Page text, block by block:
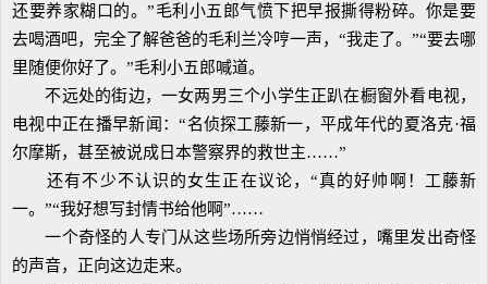
还要养家糊口的。”毛利小五郎气愤下把早报撕得粉碎。你是要
去喝酒吧，完全了解爸爸的毛利兰冷哼一声，“我走了。”“要去哪
里随便你好了。”毛利小五郎喊道。
不远处的街边，一女两男三个小学生正趴在橱窗外看电视，
电视中正在播早新闻：“名侦探工藤新一，平成年代的夏洛克·福
尔摩斯，甚至被说成日本警察界的救世主……”
还有不少不认识的女生正在议论，“真的好帅啊！工藤新
一。”“我好想写封情书给他啊”……
一个奇怪的人专门从这些场所旁边悄悄经过，嘴里发出奇怪
的声音，正向这边走来。